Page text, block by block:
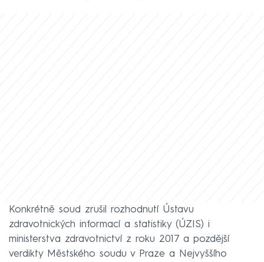
Konkrétně soud zrušil rozhodnutí Ústavu
zdravotnických informací a statistiky (ÚZIS) i
ministerstva zdravotnictví z roku 2017 a pozdější
verdikty Městského soudu v Praze a Nejvyššího